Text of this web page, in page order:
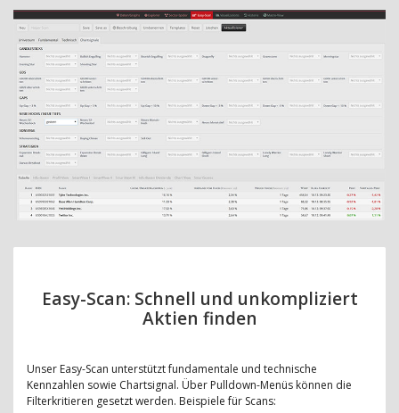
Easy-Scan: Schnell und unkompliziert
Aktien finden
Unser Easy-Scan unterstützt fundamentale und technische
Kennzahlen sowie Chartsignal. Über Pulldown-Menüs können die
Filterkritieren gesetzt werden. Beispiele für Scans: